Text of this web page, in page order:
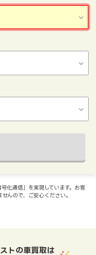
化通信」を実現しています。お客
んので、ご安心ください。
トの車買取は